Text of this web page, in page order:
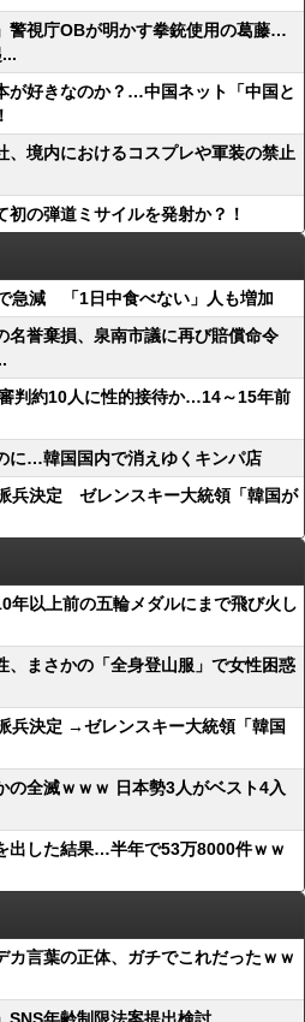
警視庁OBが明かす拳銃使用の葛藤…
が好きなのか？…中国ネット「中国と
、境内におけるコスプレや軍装の禁止
の弾道ミサイルを発射か？！
急減 「1日中食べない」人も増加
名誉棄損、泉南市議に再び賠償命令
判約10人に性的接待か…14～15年前
に…韓国国内で消えゆくキンパ店
兵決定 ゼレンスキー大統領「韓国が
年以上前の五輪メダルにまで飛び火し
、まさかの「全身登山服」で女性困惑
兵決定 →ゼレンスキー大統領「韓国
の全滅ｗｗｗ 日本勢3人がベスト4入
出した結果…半年で53万8000件ｗｗ
カ言葉の正体、ガチでこれだったｗｗ